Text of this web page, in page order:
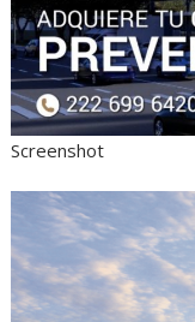
Screenshot